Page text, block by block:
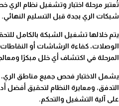
تُعتبر مرحلة اختبار وتشغيل نظام
شبكات الري بجدة قبل التسليم النهائي.
يتم خلالها تشغيل الشبكة بالكامل
الوصلات، كفاءة الرشاشات أو
المرحلة في اكتشاف أي خلل مبكرًا
يشمل الاختبار فحص جميع مناطق الري،
التدفق، ومعايرة النظام لتحقيق أفضل
على آلية التشغيل والتحكم.